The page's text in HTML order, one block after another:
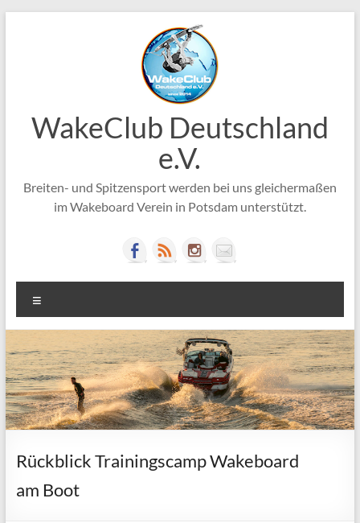
WakeClub Deutschland
e.V.
Breiten- und Spitzensport werden bei uns gleichermaßen
im Wakeboard Verein in Potsdam unterstützt.
Rückblick Trainingscamp Wakeboard
am Boot